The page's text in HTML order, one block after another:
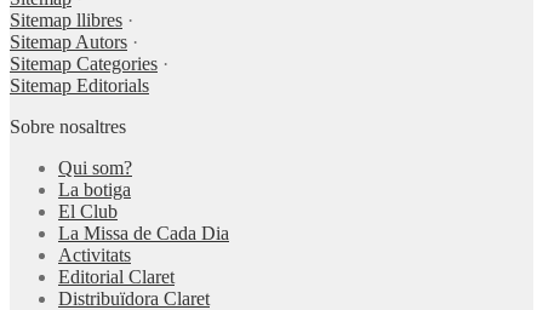
Sitemap llibres ·
Sitemap Autors ·
Sitemap Categories ·
Sitemap Editorials
Sobre nosaltres
Qui som?
La botiga
El Club
La Missa de Cada Dia
Activitats
Editorial Claret
Distribuïdora Claret